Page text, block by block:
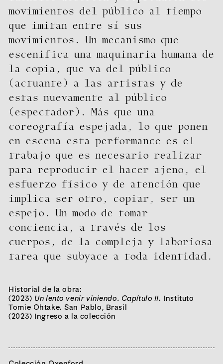
movimientos del público al tiempo
que imitan entre sí sus
movimientos. Un mecanismo que
escenifica una maquinaria humana de
la copia, que va del público
(actuante) a las artistas y de
estas nuevamente al público
(espectador). Más que una
coreografía espejada, lo que ponen
en escena esta performance es el
trabajo que es necesario realizar
para reproducir el hacer ajeno, el
esfuerzo físico y de atención que
implica ser otro, copiar, ser un
espejo. Un modo de tomar
conciencia, a través de los
cuerpos, de la compleja y laboriosa
tarea que subyace a toda identidad.
Historial de la obra:
(2023) Un lento venir viniendo. Capítulo II. Instituto
Tomie Ohtake. San Pablo, Brasil
Curador/a:Mariano Mayer
Gabriela Forcadell Alberto Goldenstein
(2023) Ingreso a la colección